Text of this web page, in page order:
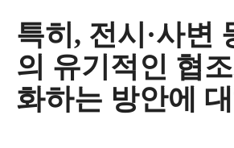
특히 , 전시 ·사변
의 유기적인 협
화하는 방안에